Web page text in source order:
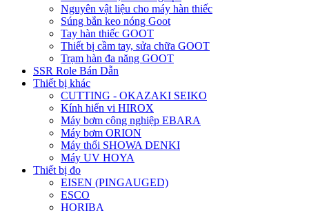
Nguyên vật liệu cho máy hàn thiếc
Súng bắn keo nóng Goot
Tay hàn thiếc GOOT
Thiết bị cầm tay, sửa chữa GOOT
Trạm hàn đa năng GOOT
SSR Role Bán Dẫn
Thiết bị khác
CUTTING - OKAZAKI SEIKO
Kính hiển vi HIROX
Máy bơm công nghiệp EBARA
Máy bơm ORION
Máy thổi SHOWA DENKI
Máy UV HOYA
Thiết bị đo
EISEN (PINGAUGED)
ESCO
HORIBA